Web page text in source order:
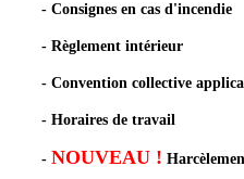
- Consignes en cas d'incendie
- Règlement intérieur
- Convention collective
- Horaires de travail
- NOUVEAU !